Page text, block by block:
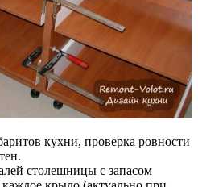
кухни, проверка ровности
столешницы с запасом